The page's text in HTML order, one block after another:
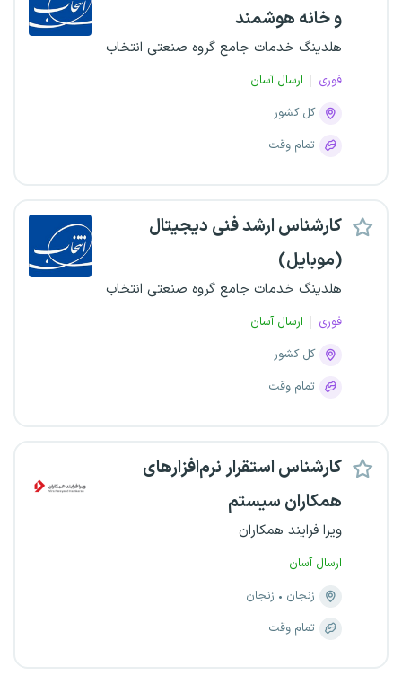
و خانه هوشمند
هلدینگ خدمات جامع گروه صنعتی انتخاب
فوری
ارسال آسان
کل کشور
تمام وقت
کارشناس ارشد فنی دیجیتال
(موبایل)
هلدینگ خدمات جامع گروه صنعتی انتخاب
فوری
ارسال آسان
کل کشور
تمام وقت
کارشناس استقرار نرم‌افزارهای
همکاران سیستم
ویرا فرایند همکاران
ارسال آسان
زنجان
زنجان
تمام وقت